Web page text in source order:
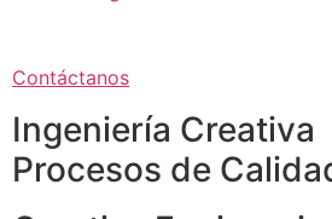
Contáctanos
Ingeniería Creativa
Procesos de